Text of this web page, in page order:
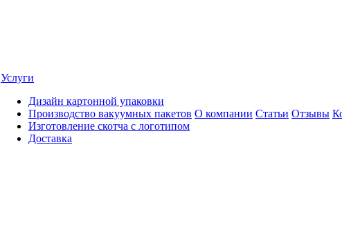
Услуги
Дизайн картонной упаковки
Производство вакуумных пакетов
Изготовление скотча с логотипом
Доставка
О компании Статьи Отзывы